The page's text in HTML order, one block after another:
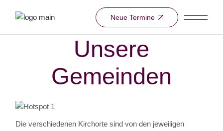
Neue Termine
Unsere
Gemeinden
Die verschiedenen Kirchorte sind von den jeweiligen